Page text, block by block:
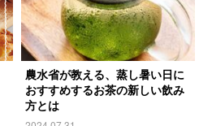
農水省が教える、蒸し暑い日に
おすすめするお茶の新しい飲み
方とは